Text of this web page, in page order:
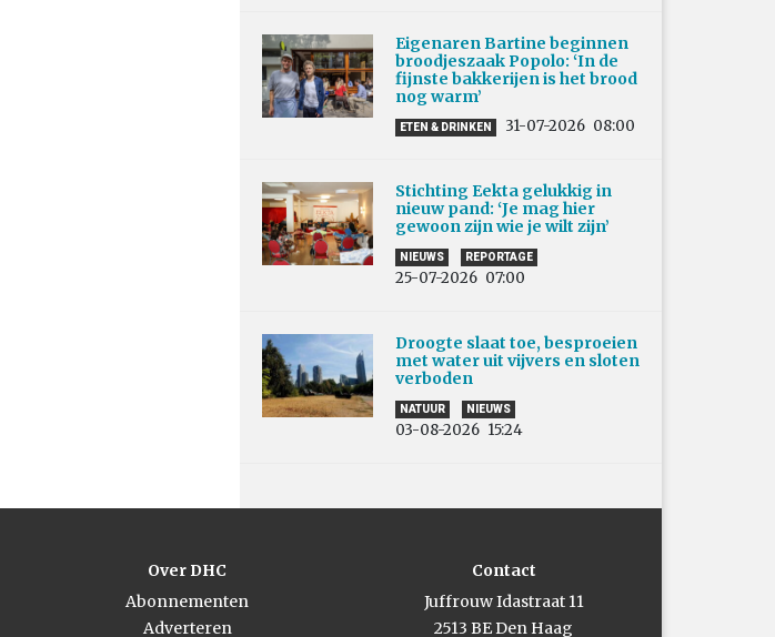
Eigenaren Bartine beginnen
broodjeszaak Popolo: ‘In de
fijnste bakkerijen is het brood
nog warm’
ETEN & DRINKEN 31-07-2026 08:00
Stichting Eekta gelukkig in
nieuw pand: ‘Je mag hier
gewoon zijn wie je wilt zijn’
NIEUWS REPORTAGE
25-07-2026 07:00
Droogte slaat toe, besproeien
met water uit vijvers en sloten
verboden
NATUUR NIEUWS
03-08-2026 15:24
Over DHC
Abonnementen
Adverteren
Contact
Juffrouw Idastraat 11
2513 BE Den Haag